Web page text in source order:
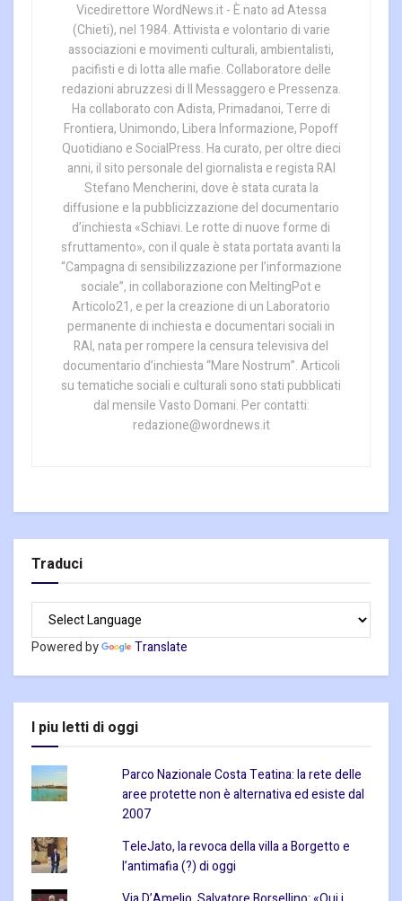
Vicedirettore WordNews.it - È nato ad Atessa
(Chieti), nel 1984. Attivista e volontario di varie
associazioni e movimenti culturali, ambientalisti,
pacifisti e di lotta alle mafie. Collaboratore delle
redazioni abruzzesi di Il Messaggero e Pressenza.
Ha collaborato con Adista, Primadanoi, Terre di
Frontiera, Unimondo, Libera Informazione, Popoff
Quotidiano e SocialPress. Ha curato, per oltre dieci
anni, il sito personale del giornalista e regista RAI
Stefano Mencherini, dove è stata curata la
diffusione e la pubblicizzazione del documentario
d’inchiesta «Schiavi. Le rotte di nuove forme di
sfruttamento», con il quale è stata portata avanti la
“Campagna di sensibilizzazione per l’informazione
sociale”, in collaborazione con MeltingPot e
Articolo21, e per la creazione di un Laboratorio
permanente di inchiesta e documentari sociali in
RAI, nata per rompere la censura televisiva del
documentario d’inchiesta “Mare Nostrum”. Articoli
su tematiche sociali e culturali sono stati pubblicati
dal mensile Vasto Domani. Per contatti:
redazione@wordnews.it
Traduci
Powered by Translate
I piu letti di oggi
Parco Nazionale Costa Teatina: la rete delle
aree protette non è alternativa ed esiste dal
2007
TeleJato, la revoca della villa a Borgetto e
l’antimafia (?) di oggi